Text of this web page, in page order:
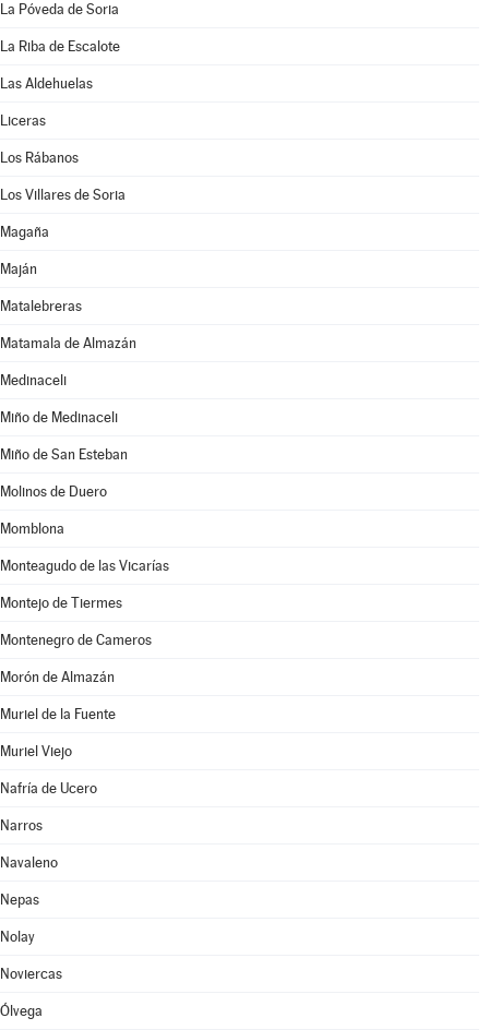
La Póveda de Soria
La Riba de Escalote
Las Aldehuelas
Liceras
Los Rábanos
Los Villares de Soria
Magaña
Maján
Matalebreras
Matamala de Almazán
Medinaceli
Miño de Medinaceli
Miño de San Esteban
Molinos de Duero
Momblona
Monteagudo de las Vicarías
Montejo de Tiermes
Montenegro de Cameros
Morón de Almazán
Muriel de la Fuente
Muriel Viejo
Nafría de Ucero
Narros
Navaleno
Nepas
Nolay
Noviercas
Ólvega